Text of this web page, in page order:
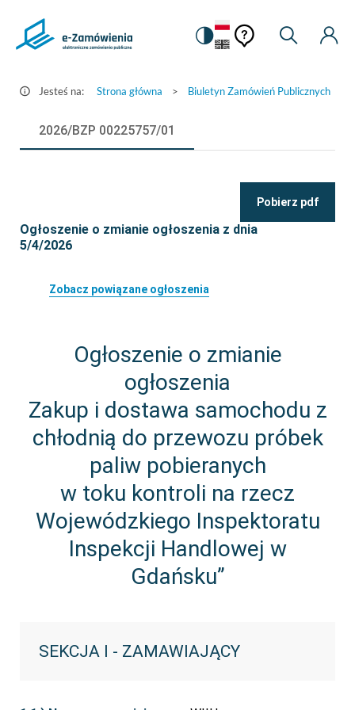
Szczegóły
e-
Ustawienia
Zmiana
na
kontrastową
Pomoc
kontekstowa
Pomoc
Moje
Jesteś na: Strona główna > Biuletyn Zamówień Publicznych
2026/BZP 00225757/01
Pobierz pdf
Ogłoszenie o zmianie ogłoszenia z dnia
5/4/2026
Zobacz powiązane ogłoszenia
Ogłoszenie o zmianie
ogłoszenia
Zakup i dostawa samochodu z
chłodnią do przewozu próbek
paliw pobieranych
w toku kontroli na rzecz
Wojewódzkiego Inspektoratu
Inspekcji Handlowej w
Gdańsku”
SEKCJA I - ZAMAWIAJĄCY